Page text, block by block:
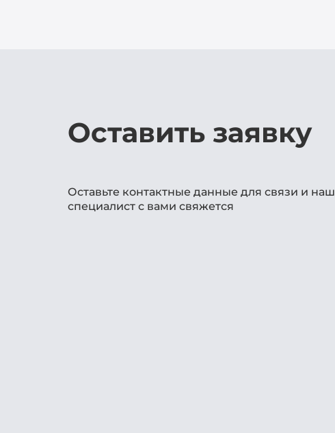
Оставить заявку
Оставьте контактные данные для связи и наш
специалист с вами свяжется